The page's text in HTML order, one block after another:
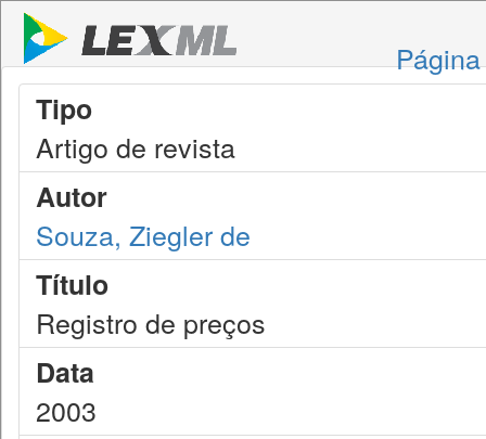
Tipo
Artigo de revista
Autor
Souza, Ziegler de
Título
Registro de preços
Data
2003